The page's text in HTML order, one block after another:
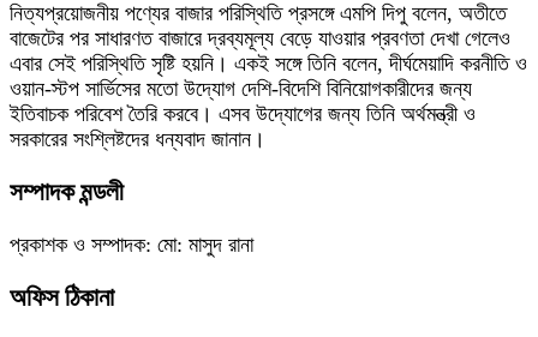
নিত্যপ্রয়োজনীয় পণ্যের বাজার পরিস্থিতি প্রসঙ্গে এমপি দিপু বলেন, অতীতে
বাজেটের পর সাধারণত বাজারে দ্রব্যমূল্য বেড়ে যাওয়ার প্রবণতা দেখা গেলেও
এবার সেই পরিস্থিতি সৃষ্টি হয়নি। একই সঙ্গে তিনি বলেন, দীর্ঘমেয়াদি করনীতি ও
ওয়ান-স্টপ সার্ভিসের মতো উদ্যোগ দেশি-বিদেশি বিনিয়োগকারীদের জন্য
ইতিবাচক পরিবেশ তৈরি করবে। এসব উদ্যোগের জন্য তিনি অর্থমন্ত্রী ও
সরকারের সংশ্লিষ্টদের ধন্যবাদ জানান।
সম্পাদক মন্ডলী
প্রকাশক ও সম্পাদক: মো: মাসুদ রানা
অফিস ঠিকানা